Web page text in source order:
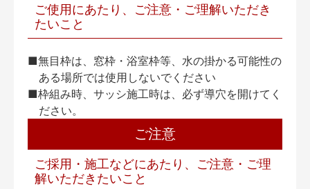
ご使用にあたり、ご注意・ご理解いただき
たいこと
■無目枠は、窓枠・浴室枠等、水の掛かる可能性の
ある場所では使用しないでください
■枠組み時、サッシ施工時は、必ず導穴を開けてく
ださい。
ご注意
ご採用・施工などにあたり、ご注意・ご理
解いただきたいこと